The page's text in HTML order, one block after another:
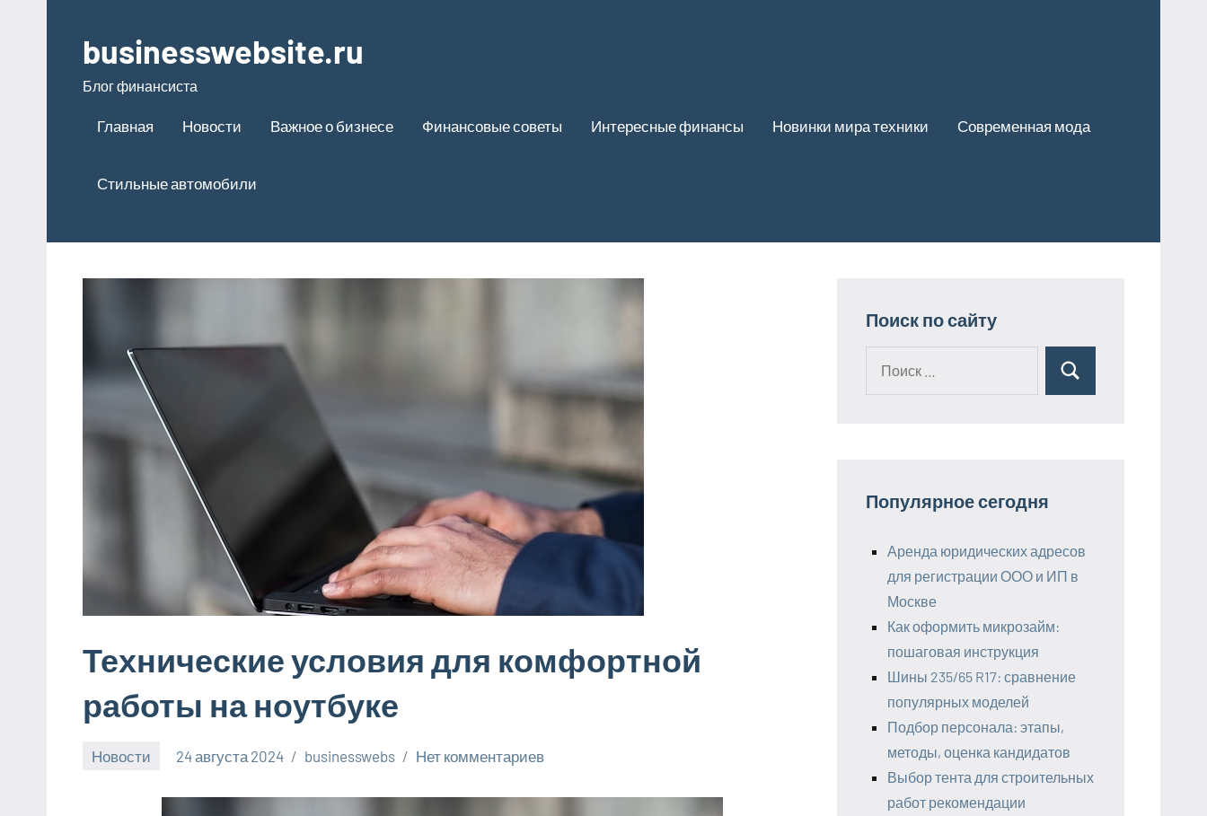
содержимому
businesswebsite.ru
Блог финансиста
Главная Новости Важное о бизнесе Финансовые советы Интересные финансы Новинки мира техники Современная мода
Стильные автомобили
Технические условия для комфортной
работы на ноутбуке
Новости 24 августа 2024 businesswebs Нет комментариев
Поиск по сайту
Поиск
Популярное сегодня
Аренда юридических адресов
для регистрации ООО и ИП в
Москве
Как оформить микрозайм:
пошаговая инструкция
Шины 235/65 R17: сравнение
популярных моделей
Подбор персонала: этапы,
методы, оценка кандидатов
Выбор тента для строительных
работ рекомендации